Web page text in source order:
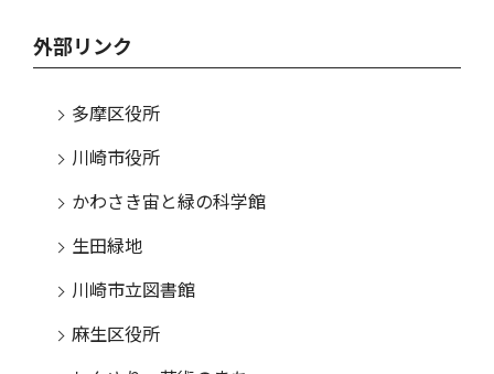
外部リンク
多摩区役所
川崎市役所
かわさき宙と緑の科学館
生田緑地
川崎市立図書館
麻生区役所